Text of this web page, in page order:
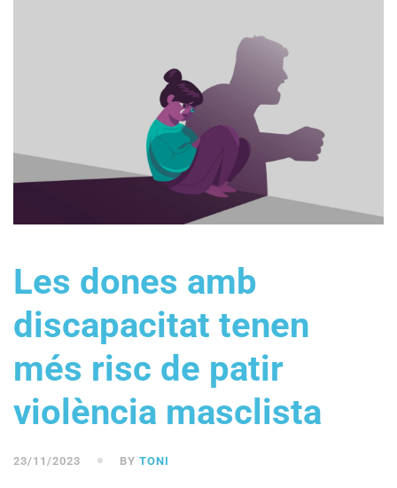
Les dones amb
discapacitat tenen
més risc de patir
violència masclista
23/11/2023 BY TONI